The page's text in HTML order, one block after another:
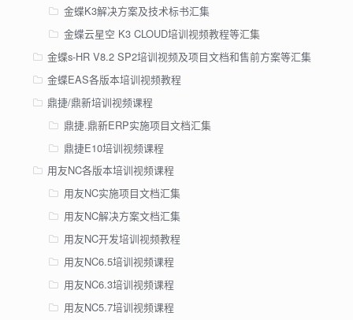
金蝶K3解决方案及技术标书汇集
金蝶云星空 K3 CLOUD培训视频教程等汇集
金蝶s-HR V8.2 SP2培训视频及项目文档和售前方案等汇集
金蝶EAS各版本培训视频教程
鼎捷/鼎新培训视频课程
鼎捷.鼎新ERP实施项目文档汇集
鼎捷E10培训视频课程
用友NC各版本培训视频课程
用友NC实施项目文档汇集
用友NC解决方案文档汇集
用友NC开发培训视频教程
用友NC6.5培训视频课程
用友NC6.3培训视频课程
用友NC5.7培训视频课程